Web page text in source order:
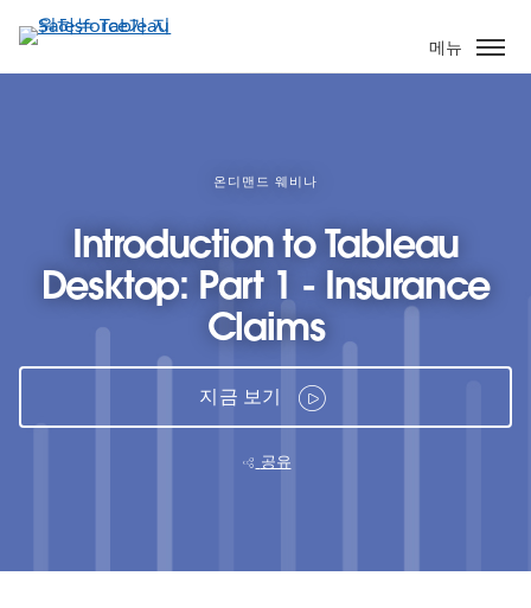
요
콘
메뉴
온디맨드 웨비나
Introduction to Tableau
Desktop: Part 1 - Insurance
Claims
지금 보기
공유